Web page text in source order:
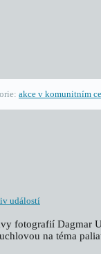
akce v komunitním
událostí
fotografií Dagmar
na téma